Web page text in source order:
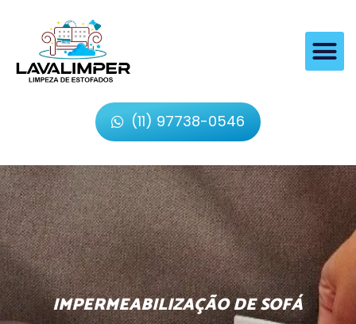
(11) 97738-0546
IMPERMEABILIZAÇÃO DE SOFÁ